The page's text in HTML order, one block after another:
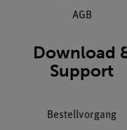
AGB
Download
Support
Bestellvorgang